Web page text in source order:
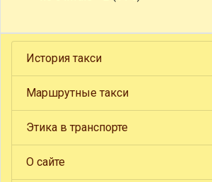
История такси
Маршрутные такси
Этика в транспорте
О сайте